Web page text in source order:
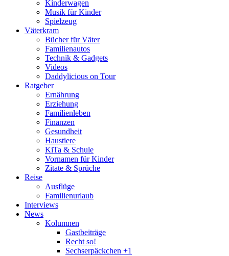
Kinderwagen
Musik für Kinder
Spielzeug
Väterkram
Bücher für Väter
Familienautos
Technik & Gadgets
Videos
Daddylicious on Tour
Ratgeber
Ernährung
Erziehung
Familienleben
Finanzen
Gesundheit
Haustiere
KiTa & Schule
Vornamen für Kinder
Zitate & Sprüche
Reise
Ausflüge
Familienurlaub
Interviews
News
Kolumnen
Gastbeiträge
Recht so!
Sechserpäckchen +1